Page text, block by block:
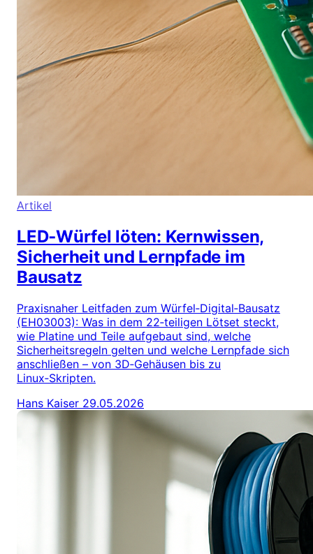
Artikel
LED‑Würfel löten: Kernwissen,
Sicherheit und Lernpfade im
Bausatz
Praxisnaher Leitfaden zum Würfel‑Digital‑Bausatz
(EH03003): Was in dem 22‑teiligen Lötset steckt,
wie Platine und Teile aufgebaut sind, welche
Sicherheitsregeln gelten und welche Lernpfade sich
anschließen – von 3D‑Gehäusen bis zu
Linux‑Skripten.
Hans Kaiser 29.05.2026